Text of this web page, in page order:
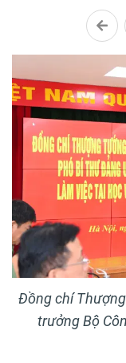
Đồng chí
trưởng Bộ